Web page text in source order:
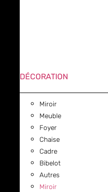
DÉCORATION
Miroir
Meuble
Foyer
Chaise
Cadre
Bibelot
Autres
Miroir